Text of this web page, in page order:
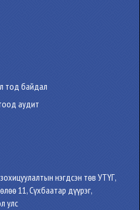
тод байдал
аудит
нэгдсэн төв УТҮГ,
11, Сүхбаатар дүүрэг,
улс